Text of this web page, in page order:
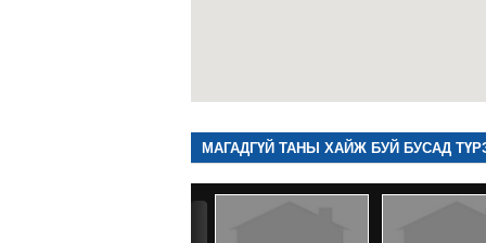
МАГАДГҮЙ ТАНЫ ХАЙЖ БУЙ БУСАД